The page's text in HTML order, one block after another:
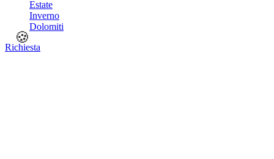
Estate
Inverno
Dolomiti
Richiesta
🍪